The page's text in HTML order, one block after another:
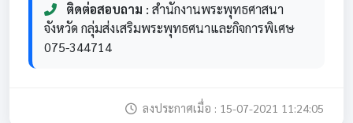
ติดต่อสอบถาม : สำนักงานพระพุทธศาสนา
จังหวัด กลุ่มส่งเสริมพระพุทธศนาและกิจการพิเศษ
075-344714
ลงประกาศเมื่อ : 15-07-2021 11:24:05